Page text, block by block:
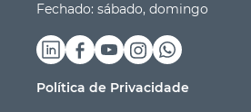
Fechado: sábado, domingo
Política de Privacidade